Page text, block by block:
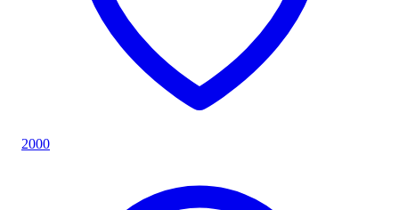
2000